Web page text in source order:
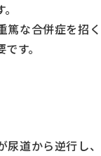
篤な合併症を招く
す。
道から逆行し、